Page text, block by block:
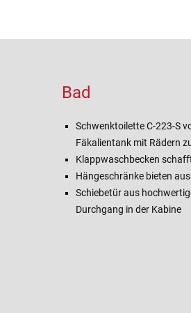
Bad
Schwenktoilette C-223-S
Fäkalientank mit Rädern
Klappwaschbecken
Hängeschränke bieten
Schiebetür aus
Durchgang in der Kabine